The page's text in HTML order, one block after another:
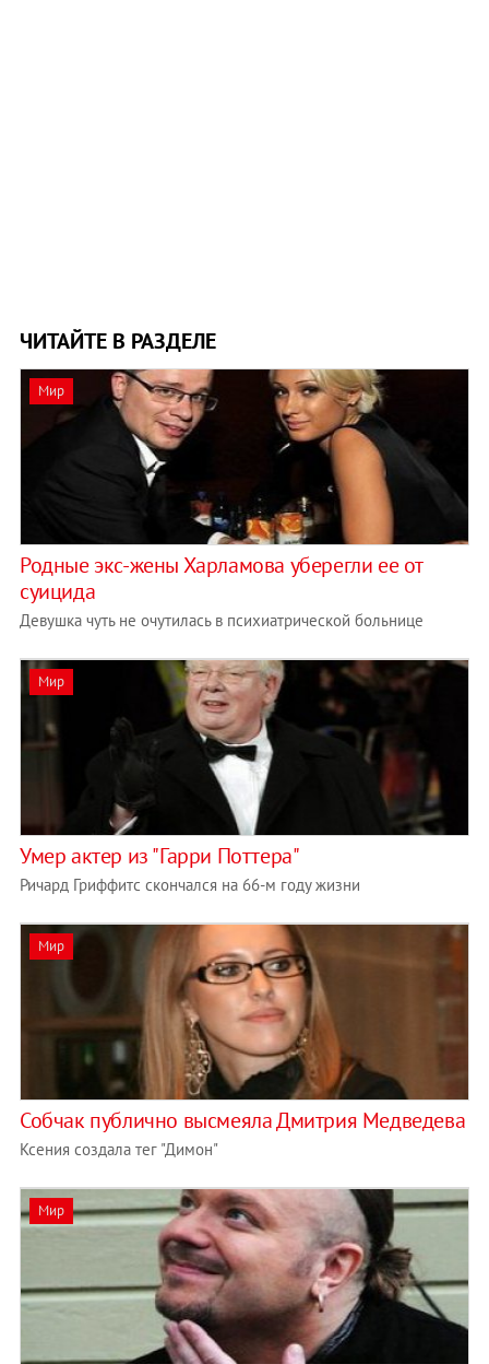
ЧИТАЙТЕ В РАЗДЕЛЕ
Мир
Родные экс-жены Харламова уберегли ее от
суицида
Девушка чуть не очутилась в психиатрической больнице
Мир
Умер актер из "Гарри Поттера"
Ричард Гриффитс скончался на 66-м году жизни
Мир
Собчак публично высмеяла Дмитрия Медведева
Ксения создала тег "Димон"
Мир